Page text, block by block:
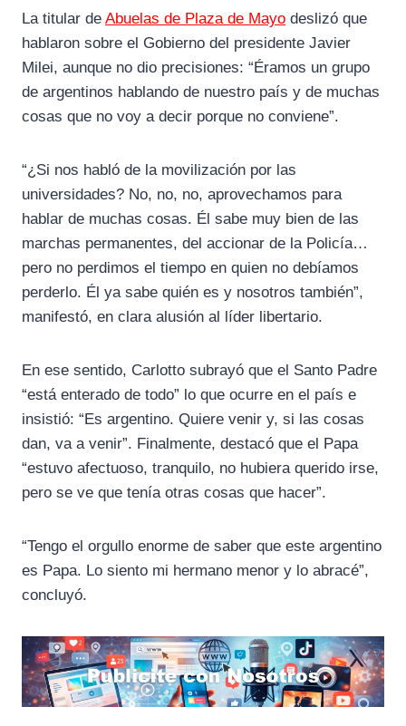
La titular de Abuelas de Plaza de Mayo deslizó que
hablaron sobre el Gobierno del presidente Javier
Milei, aunque no dio precisiones: “Éramos un grupo
de argentinos hablando de nuestro país y de muchas
cosas que no voy a decir porque no conviene”.
“¿Si nos habló de la movilización por las
universidades? No, no, no, aprovechamos para
hablar de muchas cosas. Él sabe muy bien de las
marchas permanentes, del accionar de la Policía…
pero no perdimos el tiempo en quien no debíamos
perderlo. Él ya sabe quién es y nosotros también”,
manifestó, en clara alusión al líder libertario.
En ese sentido, Carlotto subrayó que el Santo Padre
“está enterado de todo” lo que ocurre en el país e
insistió: “Es argentino. Quiere venir y, si las cosas
dan, va a venir”. Finalmente, destacó que el Papa
“estuvo afectuoso, tranquilo, no hubiera querido irse,
pero se ve que tenía otras cosas que hacer”.
“Tengo el orgullo enorme de saber que este argentino
es Papa. Lo siento mi hermano menor y lo abracé”,
concluyó.